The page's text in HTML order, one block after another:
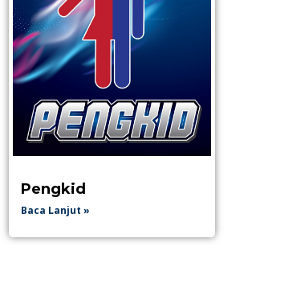
Pengkid
Baca Lanjut »